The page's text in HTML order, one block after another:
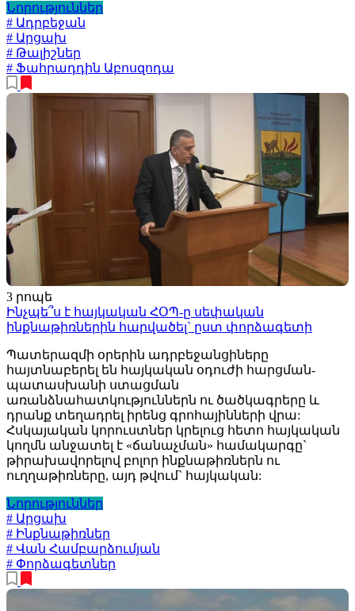
Նորություններ
# Ադրբեջան
# Արցախ
# Թալիշներ
# Ֆահրադդին Աբոսզոդա
3 րոպե
Ինչպե՞ս է հայկական ՀՕՊ-ը սեփական
ինքնաթիռներին հարվածել` ըստ փորձագետի
Պատերազմի օրերին ադրբեջանցիները
հայտնաբերել են հայկական օդուժի հարցման-
պատասխանի ստացման
առանձնահատկություններն ու ծածկագրերը և
դրանք տեղադրել իրենց գրոհայինների վրա:
Հսկայական կորուստներ կրելուց հետո հայկական
կողմն անջատել է «ճանաչման» համակարգը`
թիրախավորելով բոլոր ինքնաթիռներն ու
ուղղաթիռները, այդ թվում` հայկական:
Նորություններ
# Արցախ
# Ինքնաթիռներ
# Վան Համբարձումյան
# Փորձագետներ